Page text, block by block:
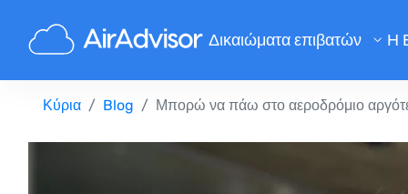
Δικαιώματα επιβατών
Υπολογισμός Αποζημίωσης
Αποζημίωση Καθυστέρησης
Αποζημίωση Ακύρωσης
Αποζημίωση για
Η
Κύρια Blog Μπορώ να πάω στο αεροδρόμιο